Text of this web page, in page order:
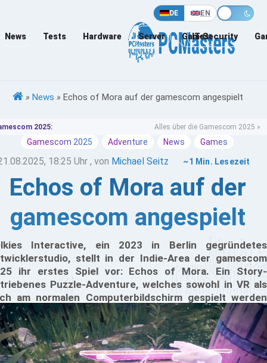
DE EN
News Tests Hardware Server Games
IT-Security
» News » Echos of Mora auf der gamescom angespielt
2025: Alles über die Gamescom 2025 »
Gamescom 2025 Adventure News Games
18:25 Uhr , von Michael Seitz ~1 Min. Lesezeit
Echos of Mora auf der
gamescom angespielt
Interactive, ein 2023 in Berlin gegründetes
stellt in der Indie-Area der gamescom
ihr erstes Spiel vor: Echos of Mora. Ein Story-
Puzzle-Adventure, welches sowohl in VR als
am normalen Computerbildschirm gespielt werden
Unseren Ersten Eindruck verraten wir euch in
Artikel.